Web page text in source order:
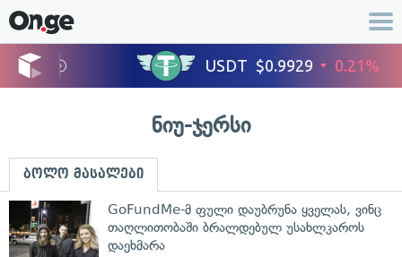
ნიუ-ჯერსი
ბოლო მასალები
GoFundMe-მ ფული დაუბრუნა ყველას, ვინც
თაღლითობაში ბრალდებულ უსახლკაროს
დაეხმარა